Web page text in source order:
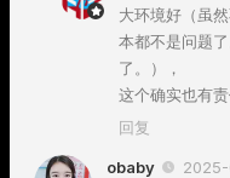
大环境好（虽
本都不是问题
了。），
这个确实也有责
回复
obaby
2025-